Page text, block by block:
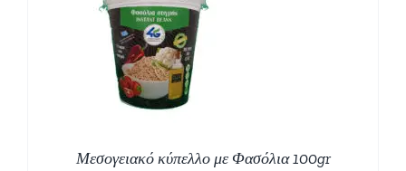
Μεσογειακό κύπελλο με Φασόλια 100gr